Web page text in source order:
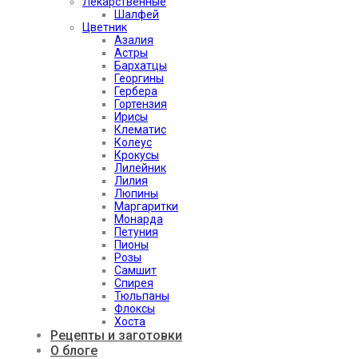
Шалфей
Цветник
Азалия
Астры
Бархатцы
Георгины
Гербера
Гортензия
Ирисы
Клематис
Колеус
Крокусы
Лилейник
Лилия
Люпины
Маргаритки
Монарда
Петуния
Пионы
Розы
Самшит
Спирея
Тюльпаны
Флоксы
Хоста
Рецепты и заготовки
О блоге